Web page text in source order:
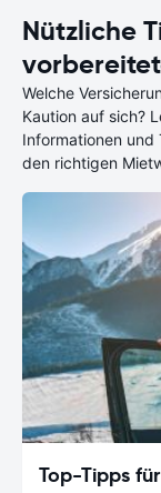
Nützliche
Welche
Kaution auf sich?
Informationen und
den richtigen
Top-Tipps